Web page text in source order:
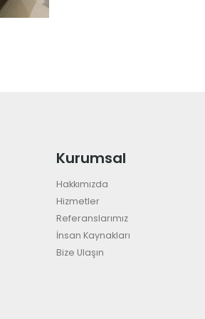
Kurumsal
Hakkımızda
Hizmetler
Referanslarımız
İnsan Kaynakları
Bize Ulaşın